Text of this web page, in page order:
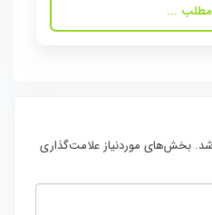
مطلب ...
بخش‌های موردنیاز علامت‌گذاری